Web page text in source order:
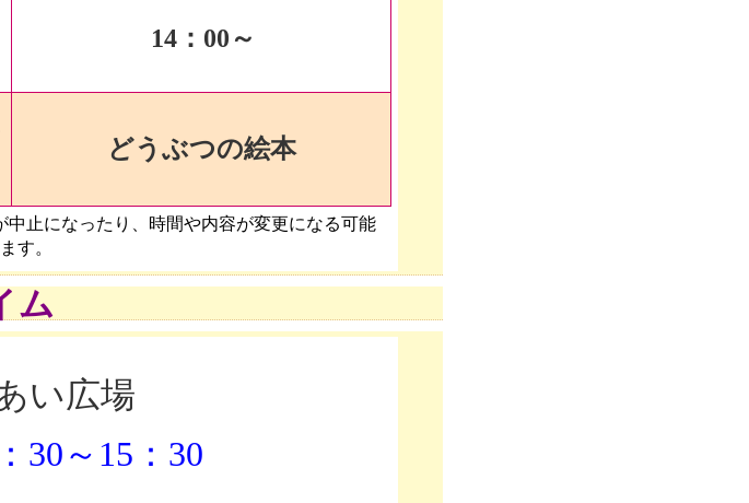
14 ：00～
どうぶつの絵本
止になったり、時間や内容が変更になる可能
す。
ム
い広場
30～15：30